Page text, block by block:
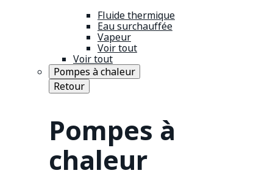
Fluide thermique
Eau surchauffée
Vapeur
Voir tout
Voir tout
Pompes à chaleur
Retour
Pompes à
chaleur